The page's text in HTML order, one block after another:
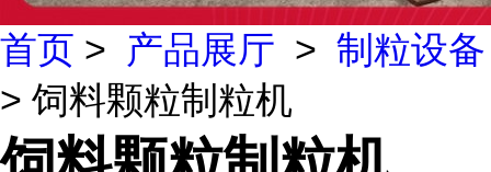
首页 > 产品展厅 > 制粒设备
> 饲料颗粒制粒机